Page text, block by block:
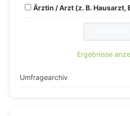
Ärztin / Arzt (z. B. Hausarzt,
Ergebnisse
Umfragearchiv